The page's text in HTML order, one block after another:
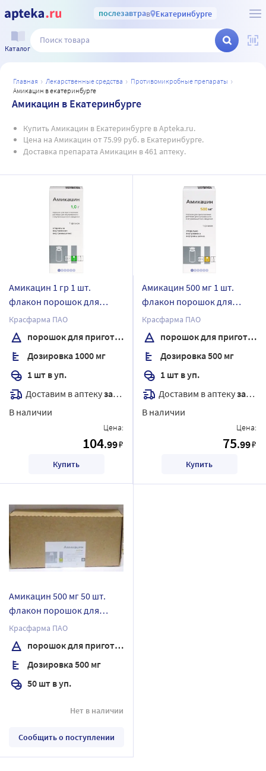
послезавтрав Екатеринбурге
Каталог
главная лекарственные средства
противомикробные препараты
амикацин в екатеринбурге
Амикацин в Екатеринбурге
Купить Амикацин в Екатеринбурге в Apteka.ru.
Цена на Амикацин от 75.99 руб. в Екатеринбурге.
Доставка препарата Амикацин в 461 аптеку.
Амикацин 1 гр 1 шт.
флакон порошок для
приготовления раствора
для внутривенного и
внутримышечного
введения
Красфарма ПАО
порошок для приготовления раствора для внутривенного и внутримышечного введения
Дозировка 1000 мг
1 шт в уп.
Доставим в аптекузавтра
В наличии
Цена:
104.99₽
Купить
Амикацин 500 мг 1 шт.
флакон порошок для
приготовления раствора
для внутривенного и
внутримышечного
введения
Красфарма ПАО
порошок для приготовления раствора для внутривенного и внутримышечного введения
Дозировка 500 мг
1 шт в уп.
Доставим в аптекузавтра
В наличии
Цена:
75.99₽
Купить
Амикацин 500 мг 50 шт.
флакон порошок для
приготовления раствора
для внутривенного и
внутримышечного
введения
Красфарма ПАО
порошок для приготовления раствора для внутривенного и внутримышечного введения
Дозировка 500 мг
50 шт в уп.
Нет в наличии
Сообщить о поступлении